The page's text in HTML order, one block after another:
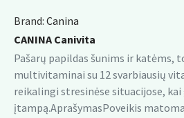
Brand: Canina
CANINA Canivita
Pašarų papildas šunims ir katėms,
multivitaminai su 12 svarbiausių
reikalingi stresinėse situacijose, kai
įtampą.AprašymasPoveikis